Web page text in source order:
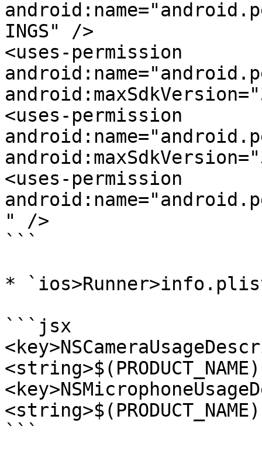
INGS" />
<uses-permission
<uses-permission
<uses-permission
" />
```
*
```jsx
```